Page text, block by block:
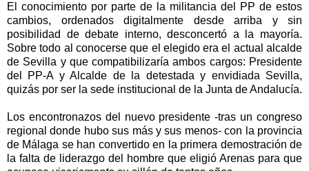
El conocimiento por parte de la militancia del PP de estos
cambios, ordenados digitalmente desde arriba y sin
posibilidad de debate interno, desconcertó a la mayoría.
Sobre todo al conocerse que el elegido era el actual alcalde
de Sevilla y que compatibilizaría ambos cargos: Presidente
del PP-A y Alcalde de la detestada y envidiada Sevilla,
quizás por ser la sede institucional de la Junta de Andalucía.
Los encontronazos del nuevo presidente -tras un congreso
regional donde hubo sus más y sus menos- con la provincia
de Málaga se han convertido en la primera demostración de
la falta de liderazgo del hombre que eligió Arenas para que